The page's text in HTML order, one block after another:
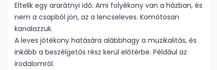
Eltelik egy ararátnyi idő. Ami folyékony van a házban, és
nem a csapból jön, az a lencseleves. Komótosan
kanalazzuk.
A leves jótékony hatására alábbhagy a muzikalitás, és
inkább a beszélgetős rész kerül előtérbe. Például az
irodalomról.